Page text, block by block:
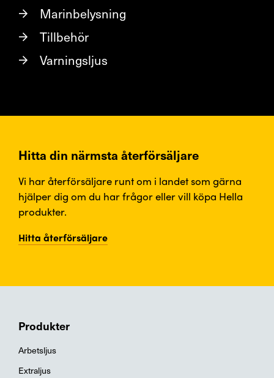
Marinbelysning
Tillbehör
Varningsljus
Produkter
Arbetsljus
Extraljus
Hitta din närmsta återförsäljare
Vi har återförsäljare runt om i landet som gärna
hjälper dig om du har frågor eller vill köpa Hella
produkter.
Hitta återförsäljare